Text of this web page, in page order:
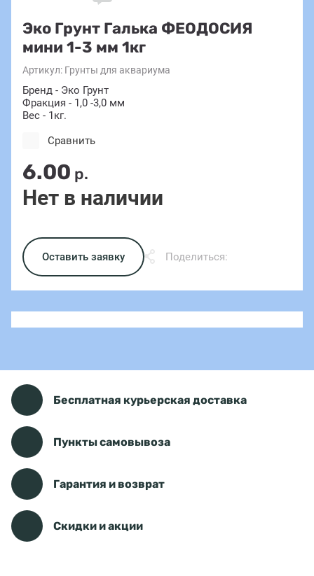
Эко Грунт Галька ФЕОДОСИЯ
мини 1-3 мм 1кг
Артикул: Грунты для аквариума
Бренд - Эко Грунт
Фракция - 1,0 -3,0 мм
Вес - 1кг.
6.00 р.
Нет в наличии
Сравнить
Оставить заявку Поделиться:
Бесплатная курьерская доставка
Пункты самовывоза
Гарантия и возврат
Скидки и акции